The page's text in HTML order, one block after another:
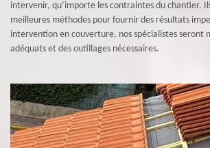
intervenir, qu’importe les contraintes du chantier.
meilleures méthodes pour fournir des résultats
intervention en couverture, nos spécialistes seront
adéquats et des outillages nécessaires.